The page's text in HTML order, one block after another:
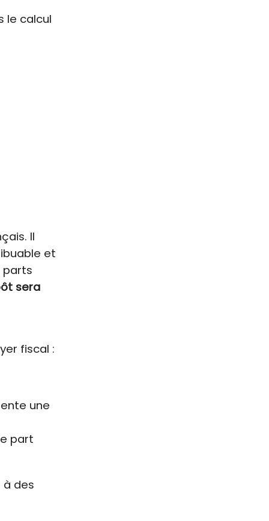
le calcul
Il
et
parts
sera
fiscal :
une
part
des